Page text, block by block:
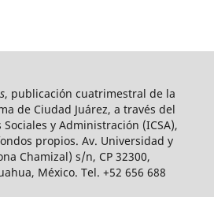
, publicación cuatrimestral de la
de Ciudad Juárez, a través del
y Administración (ICSA),
propios. Av. Universidad y
Chamizal) s/n, CP 32300,
México. Tel. +52 656 688